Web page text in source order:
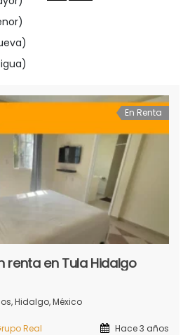
En Renta
renta en Tula Hidalgo
Hidalgo, México
Real
Hace 3 años